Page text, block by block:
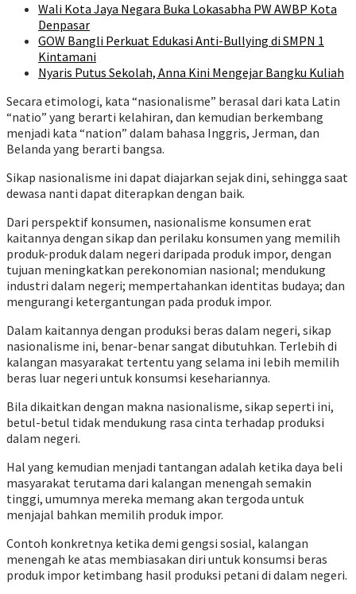
Wali Kota Jaya Negara Buka Lokasabha PW AWBP Kota
Denpasar
GOW Bangli Perkuat Edukasi Anti-Bullying di SMPN 1
Kintamani
Nyaris Putus Sekolah, Anna Kini Mengejar Bangku Kuliah
Secara etimologi, kata “nasionalisme” berasal dari kata Latin
“natio” yang berarti kelahiran, dan kemudian berkembang
menjadi kata “nation” dalam bahasa Inggris, Jerman, dan
Belanda yang berarti bangsa.
Sikap nasionalisme ini dapat diajarkan sejak dini, sehingga saat
dewasa nanti dapat diterapkan dengan baik.
Dari perspektif konsumen, nasionalisme konsumen erat
kaitannya dengan sikap dan perilaku konsumen yang memilih
produk-produk dalam negeri daripada produk impor, dengan
tujuan meningkatkan perekonomian nasional; mendukung
industri dalam negeri; mempertahankan identitas budaya; dan
mengurangi ketergantungan pada produk impor.
Dalam kaitannya dengan produksi beras dalam negeri, sikap
nasionalisme ini, benar-benar sangat dibutuhkan. Terlebih di
kalangan masyarakat tertentu yang selama ini lebih memilih
beras luar negeri untuk konsumsi kesehariannya.
Bila dikaitkan dengan makna nasionalisme, sikap seperti ini,
betul-betul tidak mendukung rasa cinta terhadap produksi
dalam negeri.
Hal yang kemudian menjadi tantangan adalah ketika daya beli
masyarakat terutama dari kalangan menengah semakin
tinggi, umumnya mereka memang akan tergoda untuk
menjajal bahkan memilih produk impor.
Contoh konkretnya ketika demi gengsi sosial, kalangan
menengah ke atas membiasakan diri untuk konsumsi beras
produk impor ketimbang hasil produksi petani di dalam negeri.